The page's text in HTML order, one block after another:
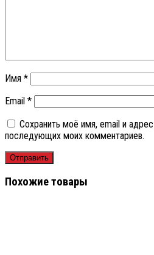
Имя *
Email *
Сохранить моё имя, email и
последующих моих комментариев.
Похожие товары